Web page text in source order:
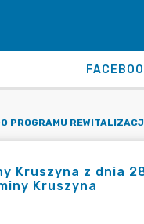
PROGRAMU
Kruszyna z dnia
Kruszyna